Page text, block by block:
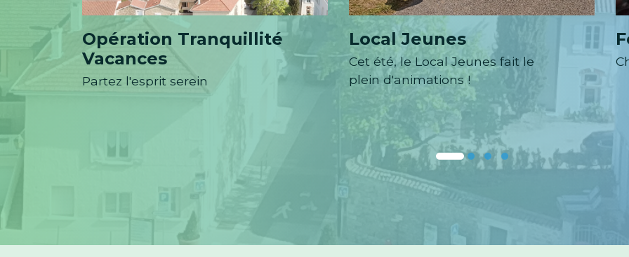
Opération Tranquillité
Vacances
Partez l'esprit serein
Local Jeunes
Cet été, le Local Jeunes fait le
plein d'animations !